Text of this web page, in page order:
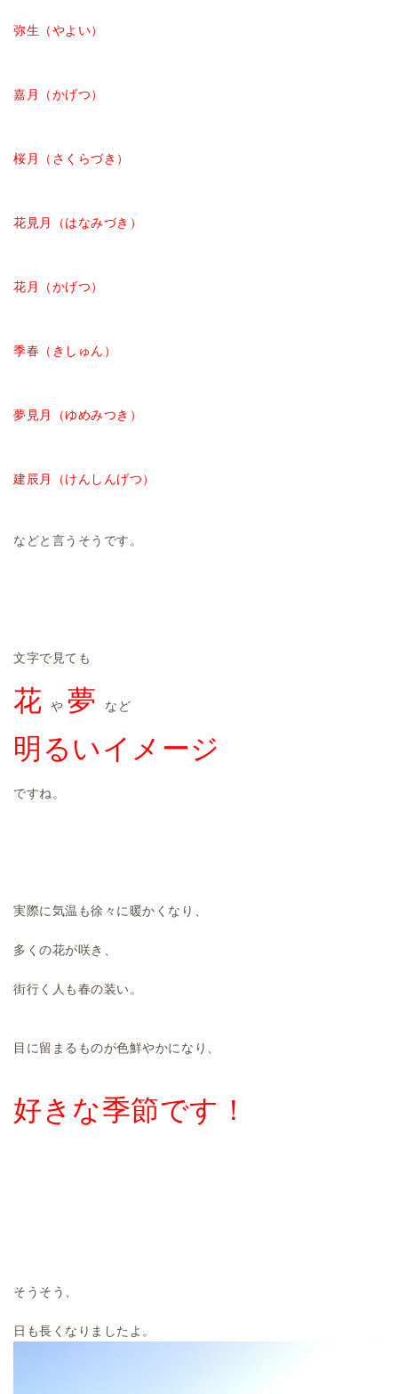
弥生（やよい）
嘉月（かげつ）
桜月（さくらづき）
花見月（はなみづき）
花月（かげつ）
季春（きしゅん）
夢見月（ゆめみつき）
建辰月（けんしんげつ）
などと言うそうです。
文字で見ても
花や 夢 など
明るいイメージ
ですね。
実際に気温も徐々に暖かくなり、
多くの花が咲き、
街行く人も春の装い。
目に留まるものが色鮮やかになり、
好きな季節です！
そうそう、
日も長くなりましたよ。